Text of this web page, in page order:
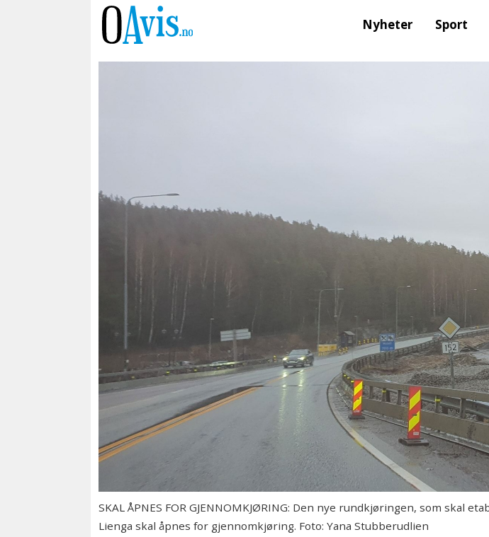
Nyheter Sport
SKAL ÅPNES FOR GJENNOMKJØRING: Den nye rundkjøringen, som
Lienga skal åpnes for gjennomkjøring. Foto: Yana Stubberudlien